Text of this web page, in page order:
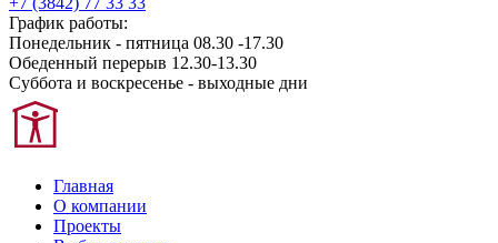
График работы:
Понедельник - пятница 08.30 -17.30
Обеденный перерыв 12.30-13.30
Суббота и воскресенье - выходные дни
Главная
О компании
Проекты